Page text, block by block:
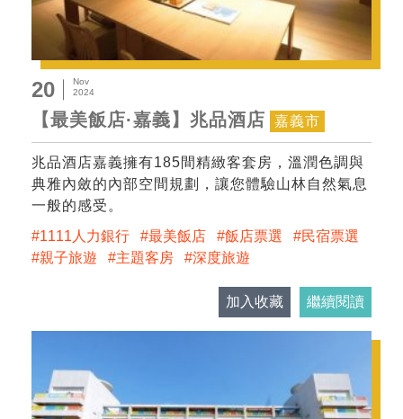
20
Nov
2024
【最美飯店·嘉義】兆品酒店 嘉義市
兆品酒店嘉義擁有185間精緻客套房，溫潤色調與
典雅內斂的內部空間規劃，讓您體驗山林自然氣息
一般的感受。
1111人力銀行
最美飯店 飯店票選
民宿票選
親子旅遊
主題客房 深度旅遊
加入收藏 繼續閱讀